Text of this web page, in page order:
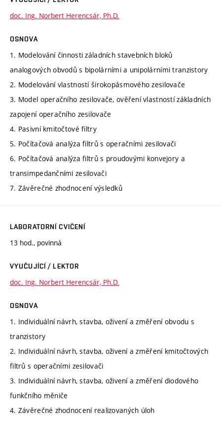
doc. Ing. Norbert Herencsár, Ph.D.
OSNOVA
1. Modelování činnosti záladních stavebních bloků
analogových obvodů s bipolárními a unipolárními tranzistory
2. Modelování vlastností širokopásmového zesilovače
3. Model operačního zesilovače, ověření vlastností základních
zapojení operačního zesilovače
4. Pasivní kmitočtové filtry
5. Počítačová analýza filtrů s operačními zesilovači
6. Počítačová analýza filtrů s proudovými konvejory a
transimpedančními zesilovači
7. Závěrečné zhodnocení výsledků
LABORATORNÍ CVIČENÍ
13 hod., povinná
VYUČUJÍCÍ / LEKTOR
doc. Ing. Norbert Herencsár, Ph.D.
OSNOVA
1. Individuální návrh, stavba, oživení a změření obvodu s
tranzistory
2. Individuální návrh, stavba, oživení a změření kmitočtových
filtrů s operačními zesilovači
3. Individuální návrh, stavba, oživení a změření diodového
funkčního měniče
4. Závěrečné zhodnocení realizovaných úloh